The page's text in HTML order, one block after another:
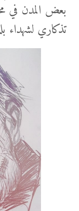
بعض المدن في
تذكاري لشهداء